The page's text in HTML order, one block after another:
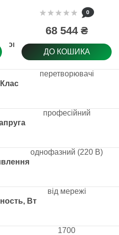
товару
Клас
Вт
вібратора ENAR
(280901) 0
68 544 ₴
ДО КОШИКА
перетворювачі
професійний
однофазний (220 В)
від мережі
1700